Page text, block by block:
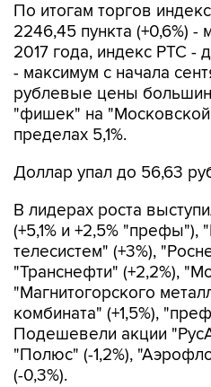
По итогам торгов
2246,45 пункта (+0,6%) -
2017 года, индекс РТС -
- максимум с начала
рублевые цены
"фишек" на
пределах 5,1%.
Доллар упал до 56,63
В лидерах роста
(+5,1% и +2,5% "префы"),
телесистем" (+3%),
"Транснефти" (+2,2%),
"Магнитогорского
комбината" (+1,5%),
Подешевели акции
"Полюс" (-1,2%),
(-0,3%).